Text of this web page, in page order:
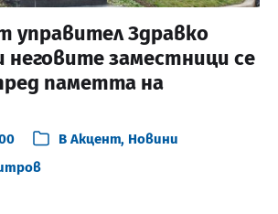
управител Здравко
заместници се
паметта на
В Акцент, Новини